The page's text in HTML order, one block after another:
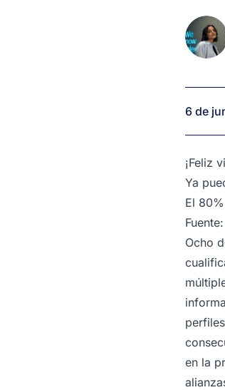
de
RRHH
en
minuto
6 de
¡Feliz
Ya
El
Fuente:
Ocho
en la